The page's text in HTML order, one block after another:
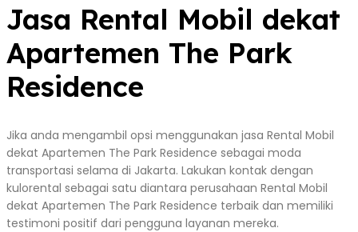
Jasa Rental Mobil dekat
Apartemen The Park
Residence
Jika anda mengambil opsi menggunakan jasa Rental Mobil
dekat Apartemen The Park Residence sebagai moda
transportasi selama di Jakarta. Lakukan kontak dengan
kulorental sebagai satu diantara perusahaan Rental Mobil
dekat Apartemen The Park Residence terbaik dan memiliki
testimoni positif dari pengguna layanan mereka.